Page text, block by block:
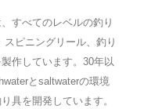
すべてのレベルの釣り
ピニングリール、釣り
作しています。30年以
とsaltwaterの環境
具を開発しています。